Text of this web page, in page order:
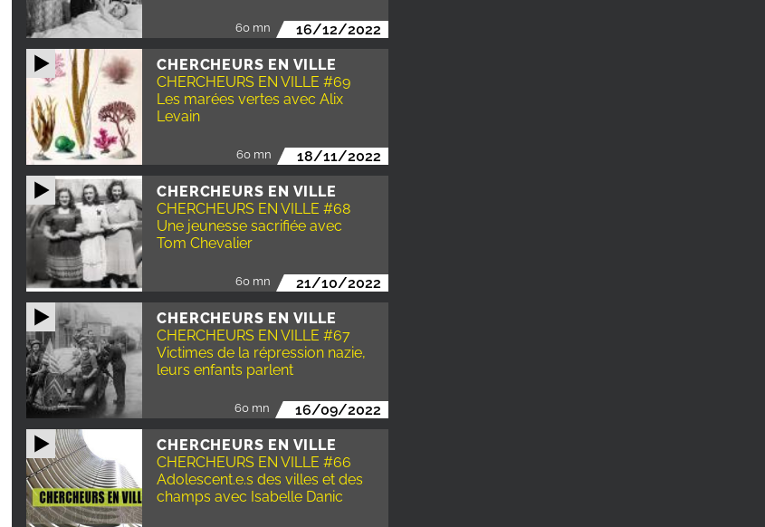
60 mn 16/12/2022
CHERCHEURS EN VILLE
CHERCHEURS EN VILLE #69
Les marées vertes avec Alix
Levain
60 mn 18/11/2022
CHERCHEURS EN VILLE
CHERCHEURS EN VILLE #68
Une jeunesse sacrifiée avec
Tom Chevalier
60 mn 21/10/2022
CHERCHEURS EN VILLE
CHERCHEURS EN VILLE #67
Victimes de la répression nazie,
leurs enfants parlent
60 mn 16/09/2022
CHERCHEURS EN VILLE
CHERCHEURS EN VILLE #66
Adolescent.e.s des villes et des
champs avec Isabelle Danic